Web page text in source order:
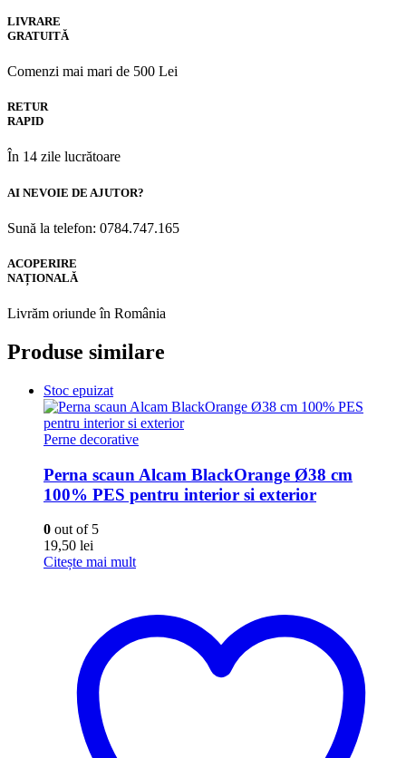
LIVRARE
GRATUITĂ
Comenzi mai mari de 500 Lei
RETUR
RAPID
În 14 zile lucrătoare
AI NEVOIE DE AJUTOR?
Sună la telefon: 0784.747.165
ACOPERIRE
NAȚIONALĂ
Livrăm oriunde în România
Produse similare
Stoc epuizat
Perne decorative
Perna scaun Alcam BlackOrange Ø38 cm
100% PES pentru interior si exterior
0 out of 5
19,50 lei
Citește mai mult